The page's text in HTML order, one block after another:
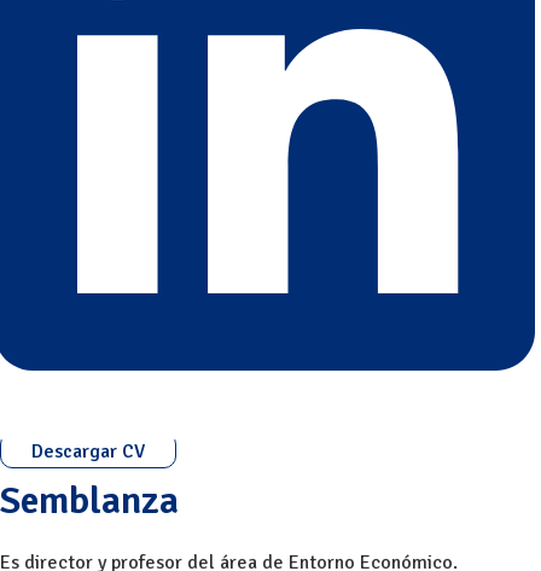
Descargar CV
Semblanza
Es director y profesor del área de Entorno Económico.